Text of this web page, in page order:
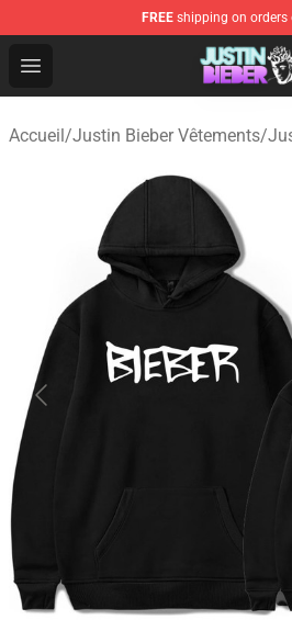
FREE shipping on orders
Open menu
Justin Bieber Store - Official
Accueil/Justin Bieber Vêtements/